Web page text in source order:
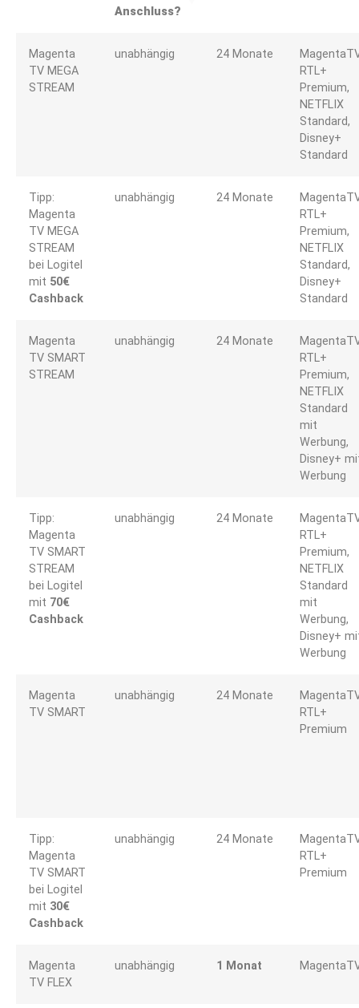
Anschluss?
Magenta
TV MEGA
STREAM
unabhängig 24 Monate
RTL+
Premium,
NETFLIX
Standard,
Disney+
Standard
Tipp:
Magenta
TV MEGA
STREAM
bei Logitel
mit 50€
Cashback
unabhängig 24 Monate
RTL+
Premium,
NETFLIX
Standard,
Disney+
Standard
Magenta
TV SMART
STREAM
unabhängig 24 Monate
RTL+
Premium,
NETFLIX
Standard
mit
Werbung,
Disney+
Werbung
Tipp:
Magenta
TV SMART
STREAM
bei Logitel
mit 70€
Cashback
unabhängig 24 Monate
RTL+
Premium,
NETFLIX
Standard
mit
Werbung,
Disney+
Werbung
Magenta
TV SMART
unabhängig 24 Monate
RTL+
Premium
Tipp:
Magenta
TV SMART
bei Logitel
mit 30€
Cashback
unabhängig 24 Monate
RTL+
Premium
Magenta
TV FLEX
unabhängig 1 Monat